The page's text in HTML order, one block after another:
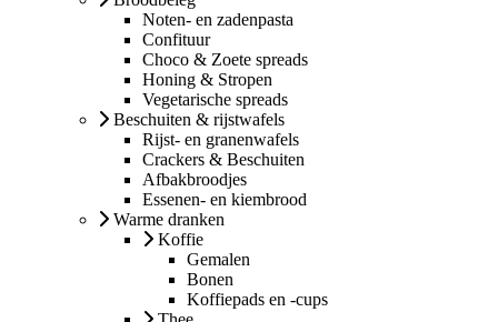
Noten- en zadenpasta
Confituur
Choco & Zoete spreads
Honing & Stropen
Vegetarische spreads
Beschuiten & rijstwafels
Rijst- en granenwafels
Crackers & Beschuiten
Afbakbroodjes
Essenen- en kiembrood
Warme dranken
Koffie
Gemalen
Bonen
Koffiepads en -cups